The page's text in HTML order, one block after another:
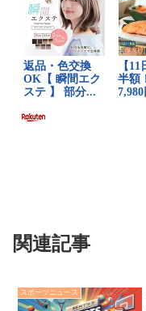
関連記事
スポーツニュース